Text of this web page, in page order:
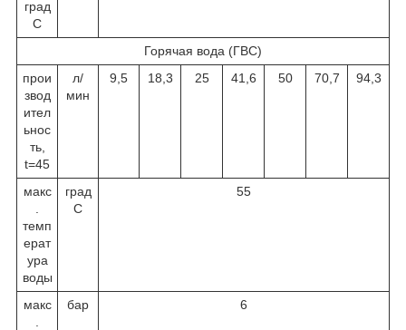
град
С
Горячая вода (ГВС)
прои
звод
ител
ьнос
ть,
t=45
л/
мин
9,5 18,3 25 41,6 50 70,7 94,3
макс
темп
ерат
ура
воды
град
С
55
макс
бар 6